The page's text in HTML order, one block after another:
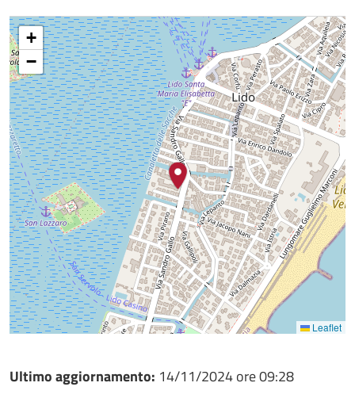
+
−
Leaflet
Ultimo aggiornamento: 14/11/2024 ore 09:28